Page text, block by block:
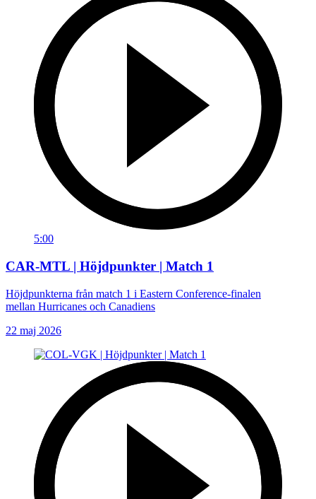
5:00
CAR-MTL | Höjdpunkter | Match 1
Höjdpunkterna från match 1 i Eastern Conference-finalen
mellan Hurricanes och Canadiens
22 maj 2026